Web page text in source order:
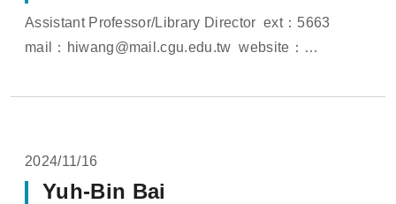
Assistant Professor/Library Director ext：5663
mail：hiwang@mail.cgu.edu.tw website：
https://pure....
2024/11/16
Yuh-Bin Bai